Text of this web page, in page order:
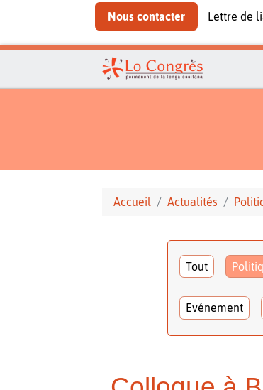
Nous contacter Lettre de
Accueil Actualités
Tout
Evénement